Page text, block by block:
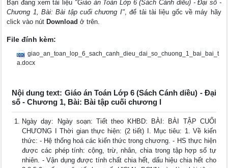
Bạn đang xem tài liệu "Giáo án Toán Lớp 6 (Sách Cánh diều) - Đại số -
Chương 1, Bài: Bài tập cuối chương I", để tải tài liệu gốc về máy hãy
click vào nút Download ở trên.
File đính kèm:
giao_an_toan_lop_6_sach_canh_dieu_dai_so_chuong_1_bai_bai_t
a.docx
Nội dung text: Giáo án Toán Lớp 6 (Sách Cánh diều) - Đại
số - Chương 1, Bài: Bài tập cuối chương I
Ngày dạy: Ngày soạn: Tiết theo KHBD: BÀI: BÀI TẬP CUỐI
CHƯƠNG I Thời gian thực hiện: (2 tiết) I. Mục tiêu: 1. Về kiến
thức: - Hệ thống hoá các kiến thức trong chương. - HS thực hiện
được các phép tính: cộng, trừ, nhân, chia trong tập hợp số tự
nhiên. - Vận dụng được tính chất chia hết, dấu hiệu chia hết cho